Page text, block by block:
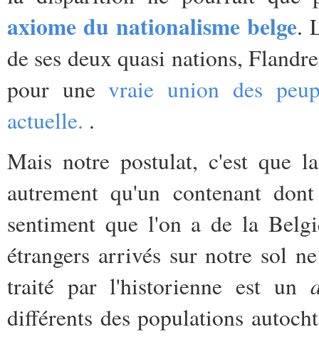
axiome du nationalisme belge.
de ses deux quasi nations,
pour unevraie union des
actuelle. .
Mais notre postulat, c'est que
autrement qu'un contenant
sentiment que l'on a de la
étrangers arrivés sur notre sol
traité par l'historienne est un
différents des populations